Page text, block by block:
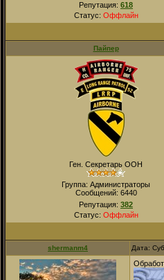
Репутация: 618
Статус: Оффлайн
Пайпер
Ген. Секретарь ООН
Группа: Администраторы
Сообщений: 6440
Репутация: 382
Статус: Оффлайн
shermanm4 Дата: